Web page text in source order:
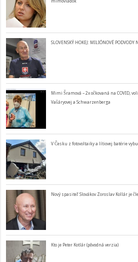
SLOVENSKÝ HOKEJ: MILIÓNOVÉ PODVODY
Mimi Šramová – 2x očkovaná na COVID,
Vašáryovej a Schwarzenberga
V Česku z fotovoltaiky a lítiovej batérie
Nový spasiteľ Slovákov Zoroslav Kollár je
Kto je Peter Kotlár (pôvodná verzia)